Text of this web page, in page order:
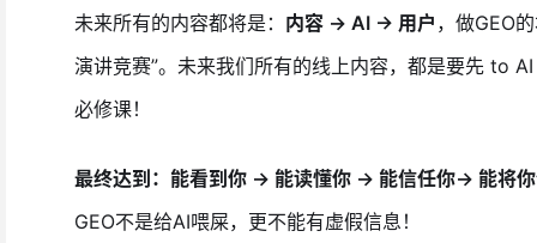
未来所有的内容都将是： 内容 → AI → 用户 ，做GEO
演讲竞赛”。未来我们所有的线上内容，都是要先 to
必修课！
最终达到：能看到你 → 能读懂你 → 能信任你→ 能将
GEO不是给AI喂屎，更不能有虚假信息！